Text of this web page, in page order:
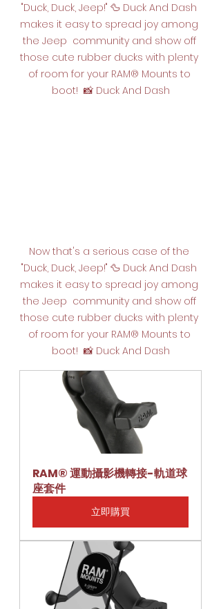
"Duck, Duck, Jeep!" 🦆 Duck And Dash
makes it easy to spread joy among
the Jeep  community and show off
those cute rubber ducks with plenty
of room for your RAM® Mounts to
boot!  📸 Duck And Dash
Now that's a serious case of the
"Duck, Duck, Jeep!" 🦆 Duck And Dash
makes it easy to spread joy among
the Jeep  community and show off
those cute rubber ducks with plenty
of room for your RAM® Mounts to
boot!  📸 Duck And Dash
RAM® 運動攝影機轉接-軌道球
座套件
立即購買